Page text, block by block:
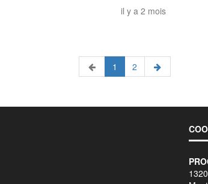
il y a 2 mois
1 2